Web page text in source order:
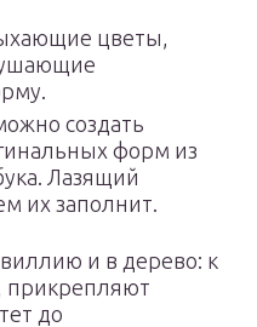
цветы,
создать
форм из
Лазящий
их заполнит.
и в дерево: к
прикрепляют
до